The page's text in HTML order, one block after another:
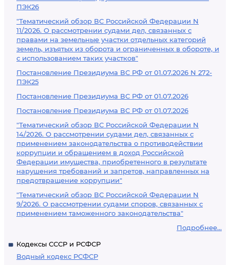
ПЭК26
"Тематический обзор ВС Российской Федерации N
11/2026. О рассмотрении судами дел, связанных с
правами на земельные участки отдельных категорий
земель, изъятых из оборота и ограниченных в обороте, и
с использованием таких участков"
Постановление Президиума ВС РФ от 01.07.2026 N 272-
ПЭК25
Постановление Президиума ВС РФ от 01.07.2026
Постановление Президиума ВС РФ от 01.07.2026
"Тематический обзор ВС Российской Федерации N
14/2026. О рассмотрении судами дел, связанных с
применением законодательства о противодействии
коррупции и обращением в доход Российской
Федерации имущества, приобретенного в результате
нарушения требований и запретов, направленных на
предотвращение коррупции"
"Тематический обзор ВС Российской Федерации N
9/2026. О рассмотрении судами споров, связанных с
применением таможенного законодательства"
Подробнее...
Кодексы СССР и РСФСР
Водный кодекс РСФСР